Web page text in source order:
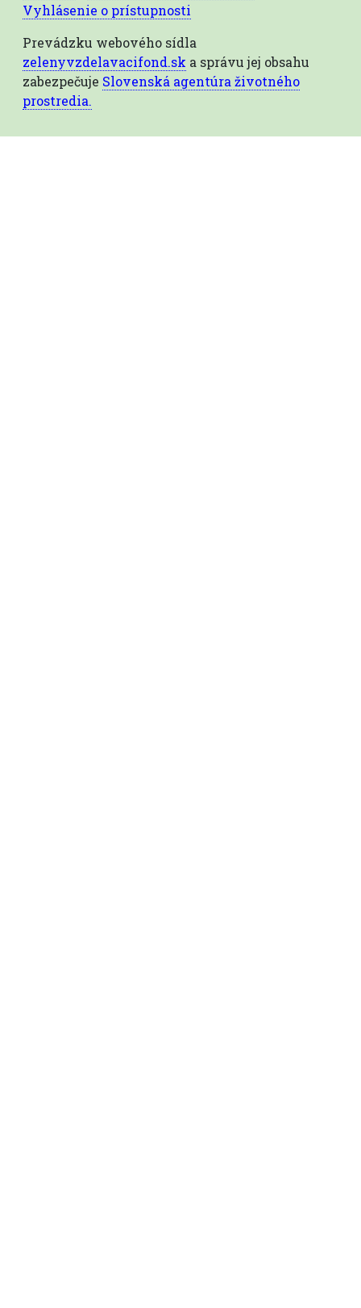
Vyhlásenie o prístupnosti
Prevádzku webového sídla
zelenyvzdelavacifond.sk a správu jej obsahu
zabezpečuje Slovenská agentúra životného
prostredia.